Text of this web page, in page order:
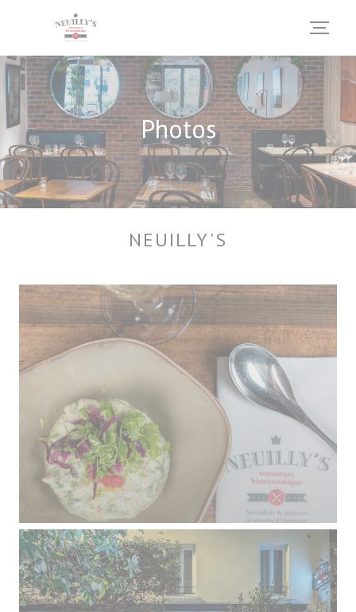
Photos
NEUILLY'S